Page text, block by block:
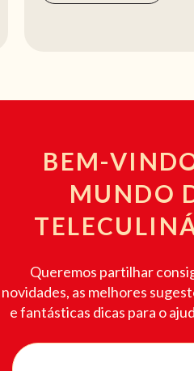
BEM-
MUNDO
Queremos partilhar
novidades, as melhores
e fantásticas dicas para o